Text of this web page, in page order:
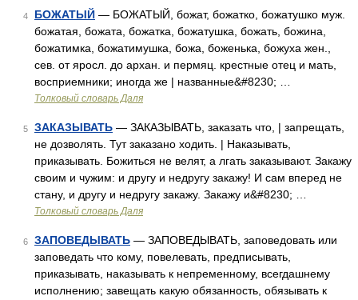
4 БОЖАТЫЙ — БОЖАТЫЙ, божат, божатко, божатушко муж.
божатая, божата, божатка, божатушка, божать, божина,
божатимка, божатимушка, божа, боженька, божуха жен.,
сев. от яросл. до архан. и пермяц. крестные отец и мать,
восприемники; иногда же | названные&#8230; …
Толковый словарь Даля
5 ЗАКАЗЫВАТЬ — ЗАКАЗЫВАТЬ, заказать что, | запрещать,
не дозволять. Тут заказано ходить. | Наказывать,
приказывать. Божиться не велят, а лгать заказывают. Закажу
своим и чужим: и другу и недругу закажу! И сам вперед не
стану, и другу и недругу закажу. Закажу и&#8230; …
Толковый словарь Даля
6 ЗАПОВЕДЫВАТЬ — ЗАПОВЕДЫВАТЬ, заповедовать или
заповедать что кому, повелевать, предписывать,
приказывать, наказывать к непременному, всегдашнему
исполнению; завещать какую обязанность, обязывать к